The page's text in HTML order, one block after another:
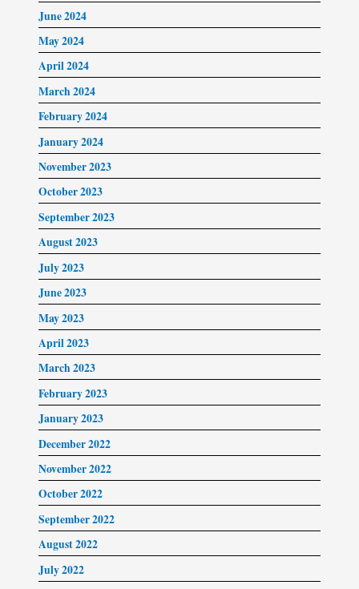
June 2024
May 2024
April 2024
March 2024
February 2024
January 2024
November 2023
October 2023
September 2023
August 2023
July 2023
June 2023
May 2023
April 2023
March 2023
February 2023
January 2023
December 2022
November 2022
October 2022
September 2022
August 2022
July 2022